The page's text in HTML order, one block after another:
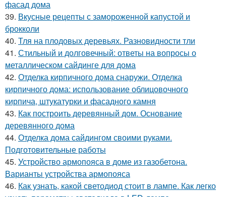
фасад дома
39. Вкусные рецепты с замороженной капустой и
брокколи
40. Тля на плодовых деревьях. Разновидности тли
41. Стильный и долговечный: ответы на вопросы о
металлическом сайдинге для дома
42. Отделка кирпичного дома снаружи. Отделка
кирпичного дома: использование облицовочного
кирпича, штукатурки и фасадного камня
43. Как построить деревянный дом. Основание
деревянного дома
44. Отделка дома сайдингом своими руками.
Подготовительные работы
45. Устройство армопояса в доме из газобетона.
Варианты устройства армопояса
46. Как узнать, какой светодиод стоит в лампе. Как легко